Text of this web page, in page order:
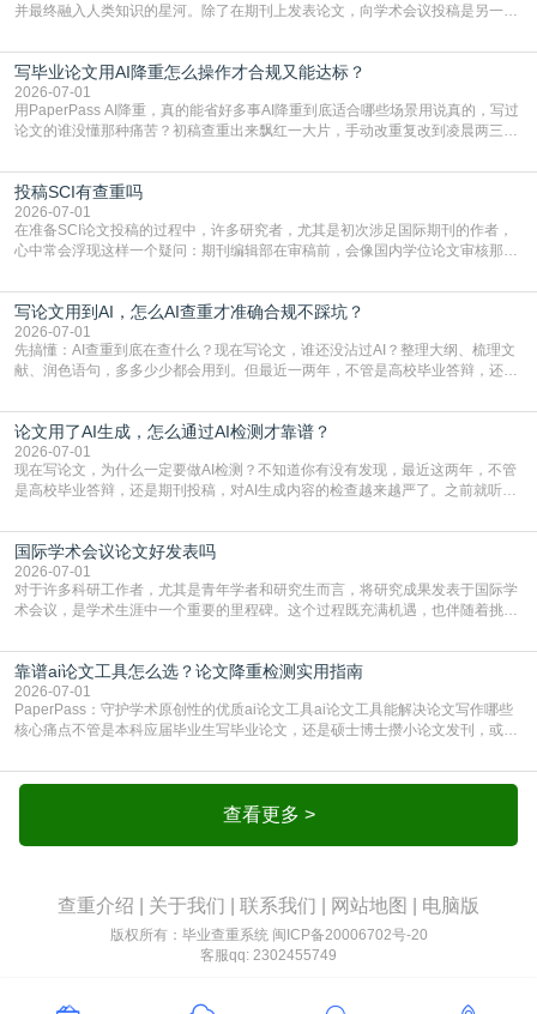
并最终融入人类知识的星河。除了在期刊上发表论文，向学术会议投稿是另一个
广阔学术天地的大门，连接着个体研究与社会网络。本篇AEIC学术交流中心小编
就为大家介绍“学术会议投稿意义”。一、加速研究成果的传播与反馈学术会议通
常具有周期短、时效性强的特点。相比期刊漫长的
写毕业论文用AI降重怎么操作才合规又能达标？
2026-07-01
用PaperPass AI降重，真的能省好多事AI降重到底适合哪些场景用说真的，写过
论文的谁没懂那种痛苦？初稿查重出来飘红一大片，手动改重复改到凌晨两三
到秃头。这时候靠谱的AI降重真的就是救命稻草，选对工具，半天就能搞定你两
三天都做不完的事。不是所有人都需要用AI降重，但如果你符合下面这些场景，
真的可以试试：初稿写完重复率远超要
投稿SCI有查重吗
2026-07-01
在准备SCI论文投稿的过程中，许多研究者，尤其是初次涉足国际期刊的作者，
心中常会浮现这样一个疑问：期刊编辑部在审稿前，会像国内学位论文审核那
论文的初审通过率。实际上，SCI期刊对重复内容的审查是严谨投稿流程中不可
或缺的一环。本篇AEIC学术交流中心小编就为大家介绍“投稿SCI有查重吗”。
一、查重是标准流程答案是明确的：绝大多数S
写论文用到AI，怎么AI查重才准确合规不踩坑？
2026-07-01
先搞懂：AI查重到底在查什么？现在写论文，谁还没沾过AI？整理大纲、梳理文
献、润色语句，多多少少都会用到。但最近一两年，不管是高校毕业答辩，还是
须加做AI查重。很多人分不清，AI查重和普通查重到底有啥区别？这里说透：普
通查重查的是你的文字和已公开文献的重复比例，防的是抄袭；AI查重查的是你
的内容里，有多少是AI生成的，防的是过
论文用了AI生成，怎么通过AI检测才靠谱？
2026-07-01
现在写论文，为什么一定要做AI检测？不知道你有没有发现，最近这两年，不管
是高校毕业答辩，还是期刊投稿，对AI生成内容的检查越来越严了。之前就听身
要求修改，还差点被判定学术不规范，真的太冤了。现在国内多数高校和核心期
刊，都已经明确出台了相关规定：如果使用AI生成内容辅助写作，必须明确标
注，未标注的AI生成内容会被认定为不符合学
国际学术会议论文好发表吗
2026-07-01
对于许多科研工作者，尤其是青年学者和研究生而言，将研究成果发表于国际学
术会议，是学术生涯中一个重要的里程碑。这个过程既充满机遇，也伴随着挑
疑问：国际学术会议论文到底好不好发表？其价值和难度究竟如何衡量。本篇
AEIC学术交流中心小编就为大家介绍“国际学术会议论文好发表吗”。一、会议论
文发表的相对优势与期刊论文相比，国际会议论文的发
靠谱ai论文工具怎么选？论文降重检测实用指南
2026-07-01
PaperPass：守护学术原创性的优质ai论文工具ai论文工具能解决论文写作哪些
核心痛点不管是本科应届毕业生写毕业论文，还是硕士博士攒小论文发刊，或是
自己逐句读逐句改，熬好几个大夜不说，还经常改不到点上，交上去才发现重复
率超标，再返工太折腾。现在有了成熟的ai论文工具，这些痛点基本都能高效解
决。靠谱的ai论文工具，不止能帮你梳查看更多 >
查重介绍 关于我们 联系我们 网站地图 电脑版
版权所有：毕业查重系统 闽ICP备20006702号-20
客服qq: 2302455749